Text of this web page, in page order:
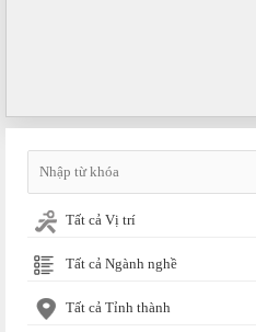
Tất cả Vị trí
Tất cả Ngành nghề
Tất cả Tỉnh thành